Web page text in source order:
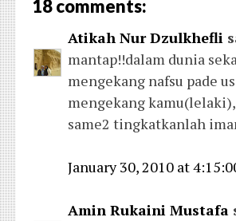
18 comments:
Atikah Nur Dzulkhefli
mantap!!dalam dunia
mengekang nafsu pade
mengekang
same2 tingkatkanlah
January 30, 2010 at
Amin Rukaini Mustafa